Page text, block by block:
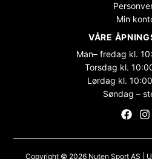
Min
VÅRE
Man– fredag kl.
Torsdag kl.
Lørdag kl.
Søndag –
Copyright © 2026 Nuten Sport AS |